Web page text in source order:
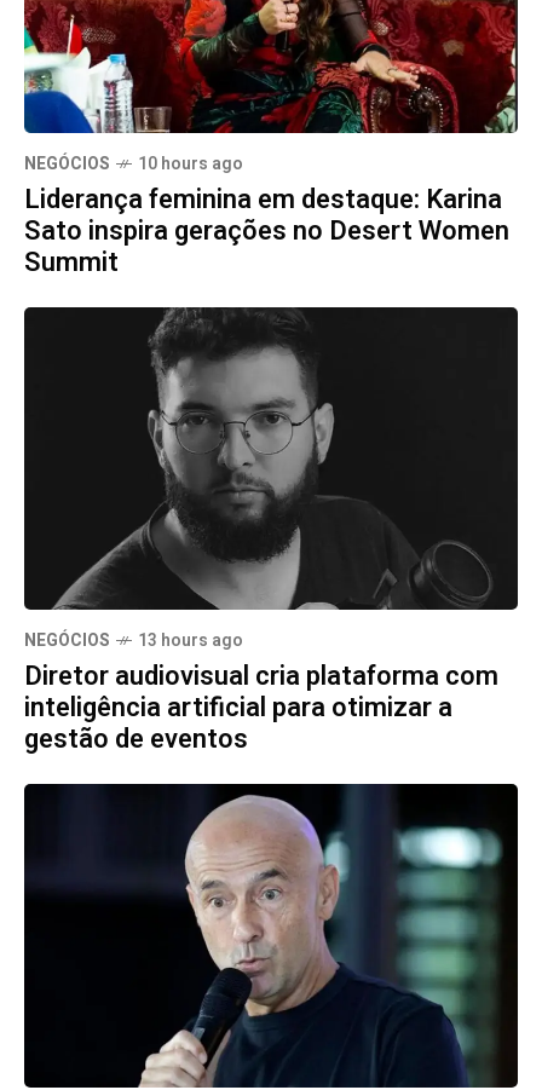
NEGÓCIOS 10 hours ago
Liderança feminina em destaque: Karina
Sato inspira gerações no Desert Women
Summit
NEGÓCIOS 13 hours ago
Diretor audiovisual cria plataforma com
inteligência artificial para otimizar a
gestão de eventos